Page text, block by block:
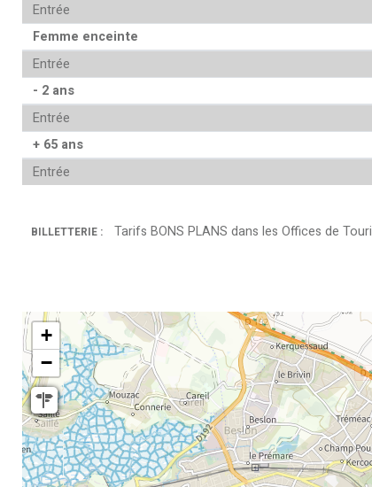
Entrée
Femme enceinte
Entrée
- 2 ans
Entrée
+ 65 ans
Entrée
BILLETTERIE : Tarifs BONS PLANS dans les Offices de
+
−